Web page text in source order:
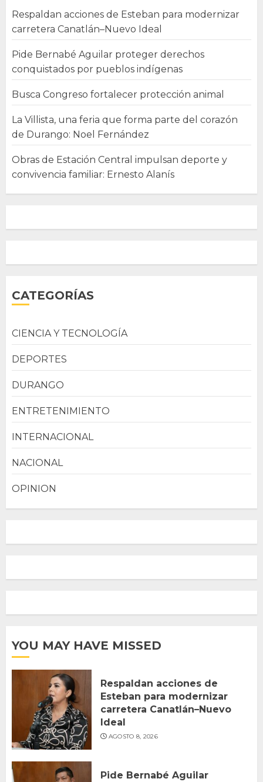
Respaldan acciones de Esteban para modernizar
carretera Canatlán–Nuevo Ideal
Pide Bernabé Aguilar proteger derechos
conquistados por pueblos indígenas
Busca Congreso fortalecer protección animal
La Villista, una feria que forma parte del corazón
de Durango: Noel Fernández
Obras de Estación Central impulsan deporte y
convivencia familiar: Ernesto Alanís
CATEGORÍAS
CIENCIA Y TECNOLOGÍA
DEPORTES
DURANGO
ENTRETENIMIENTO
INTERNACIONAL
NACIONAL
OPINION
YOU MAY HAVE MISSED
Respaldan acciones de
Esteban para modernizar
carretera Canatlán–Nuevo
Ideal
AGOSTO 8, 2026
Pide Bernabé Aguilar